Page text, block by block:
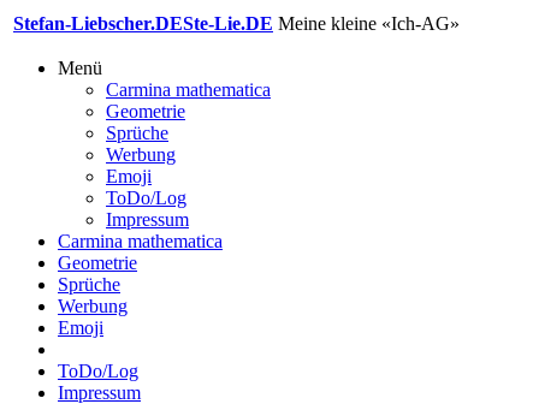
Stefan-Liebscher.DESte-Lie.DE Meine kleine «Ich-AG»
Menü
Carmina mathematica
Geometrie
Sprüche
Werbung
Emoji
ToDo/Log
Impressum
Carmina mathematica
Geometrie
Sprüche
Werbung
Emoji
ToDo/Log
Impressum